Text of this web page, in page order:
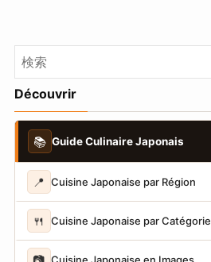
Découvrir
📚 Guide Culinaire Japonais
📍 Cuisine Japonaise par Région
🍴 Cuisine Japonaise par Catégorie
Cuisine Japonaise en Images